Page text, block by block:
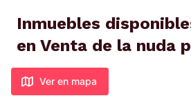
Inmuebles
en Venta de la nuda
Ver en mapa